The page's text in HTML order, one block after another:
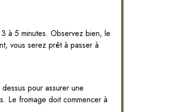
à 5 minutes. Observez bien, le
vous serez prêt à passer à
pour assurer une
Le fromage doit commencer à